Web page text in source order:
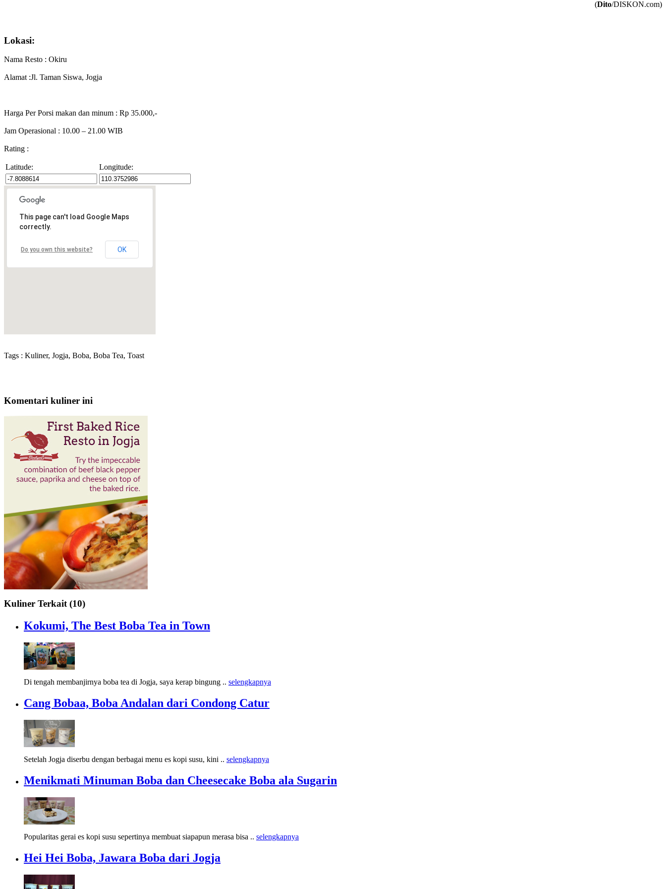
(Dito/DISKON.com)
Lokasi:
Nama Resto : Okiru
Alamat :Jl. Taman Siswa, Jogja
Harga Per Porsi makan dan minum : Rp 35.000,-
Jam Operasional : 10.00 – 21.00 WIB
Rating :
Latitude: Longitude:
This page can't load Google Maps
correctly.
Do you own this website? OK
Tags : Kuliner, Jogja, Boba, Boba Tea, Toast
Komentari kuliner ini
Kuliner Terkait (10)
Kokumi, The Best Boba Tea in Town
Di tengah membanjirnya boba tea di Jogja, saya kerap bingung .. selengkapnya
Cang Bobaa, Boba Andalan dari Condong Catur
Setelah Jogja diserbu dengan berbagai menu es kopi susu, kini .. selengkapnya
Menikmati Minuman Boba dan Cheesecake Boba ala Sugarin
Popularitas gerai es kopi susu sepertinya membuat siapapun merasa bisa .. selengkapnya
Hei Hei Boba, Jawara Boba dari Jogja